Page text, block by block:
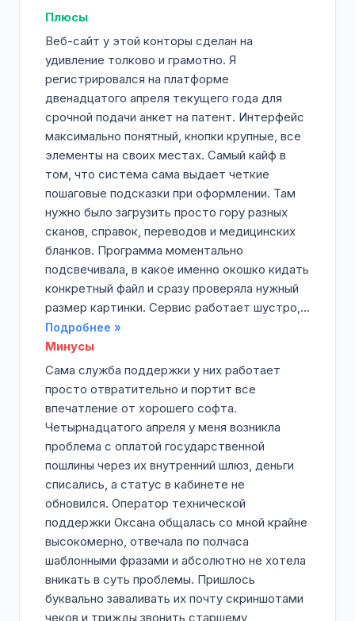
Плюсы
Веб-сайт у этой конторы сделан на
удивление толково и грамотно. Я
регистрировался на платформе
двенадцатого апреля текущего года для
срочной подачи анкет на патент. Интерфейс
максимально понятный, кнопки крупные, все
элементы на своих местах. Самый кайф в
том, что система сама выдает четкие
пошаговые подсказки при оформлении. Там
нужно было загрузить просто гору разных
сканов, справок, переводов и медицинских
бланков. Программа моментально
подсвечивала, в какое именно окошко кидать
конкретный файл и сразу проверяла нужный
размер картинки. Сервис работает шустро,...
Подробнее »
Минусы
Сама служба поддержки у них работает
просто отвратительно и портит все
впечатление от хорошего софта.
Четырнадцатого апреля у меня возникла
проблема с оплатой государственной
пошлины через их внутренний шлюз, деньги
списались, а статус в кабинете не
обновился. Оператор технической
поддержки Оксана общалась со мной крайне
высокомерно, отвечала по полчаса
шаблонными фразами и абсолютно не хотела
вникать в суть проблемы. Пришлось
буквально заваливать их почту скриншотами
чеков и трижды звонить старшему